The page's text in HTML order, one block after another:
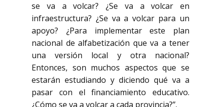
se va a volcar? ¿Se va a volcar en
infraestructura? ¿Se va a volcar para un
apoyo? ¿Para implementar este plan
nacional de alfabetización que va a tener
una versión local y otra nacional?
Entonces, son muchos aspectos que se
estarán estudiando y diciendo qué va a
pasar con el financiamiento educativo.
¿Cómo se va a volcar a cada provincia?”.